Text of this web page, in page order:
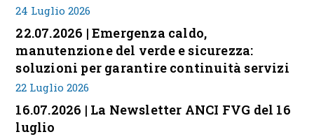
24 Luglio 2026
22.07.2026 | Emergenza caldo,
manutenzione del verde e sicurezza:
soluzioni per garantire continuità servizi
22 Luglio 2026
16.07.2026 | La Newsletter ANCI FVG del 16
luglio